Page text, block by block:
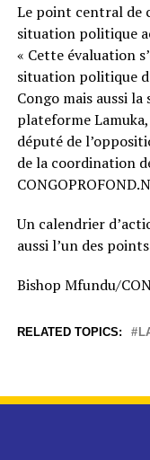
Le point central de
situation politique
« Cette évaluation
situation politique
Congo mais aussi
plateforme
député de
de la coordination
Un calendrier
aussi l’un des
Bishop Mfundu/
RELATED TOPICS: